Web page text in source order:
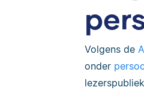
Volgens de
onder